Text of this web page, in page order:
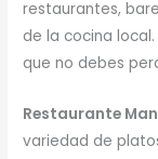
restaurantes,
de la cocina
que no debes
Restaurante
variedad de